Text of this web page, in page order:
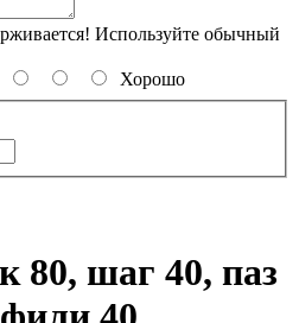
Используйте обычный
Хорошо
80, шаг 40, паз